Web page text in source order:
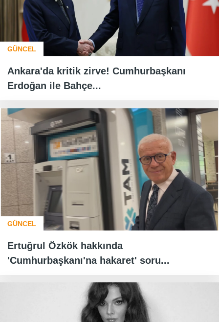
GÜNCEL
Ankara'da kritik zirve! Cumhurbaşkanı
Erdoğan ile Bahçe...
GÜNCEL
Ertuğrul Özkök hakkında
'Cumhurbaşkanı'na hakaret' soru...